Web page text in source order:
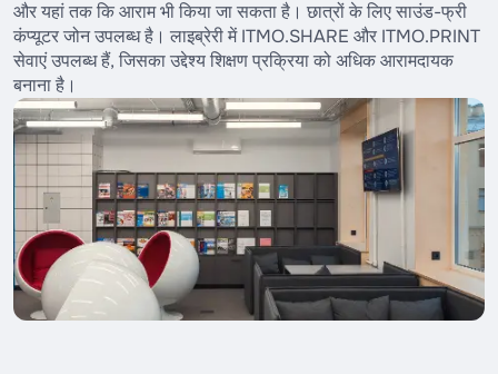
और यहां तक कि आराम भी किया जा सकता है। छात्रों के लिए साउंड-फ्री
कंप्यूटर जोन उपलब्ध है। लाइब्रेरी में ITMO.SHARE और ITMO.PRINT
सेवाएं उपलब्ध हैं, जिसका उद्देश्य शिक्षण प्रक्रिया को अधिक आरामदायक
बनाना है।